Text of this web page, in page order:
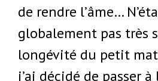
de rendre l’âme…
globalement pas très
longévité du petit
j’ai décidé de passer